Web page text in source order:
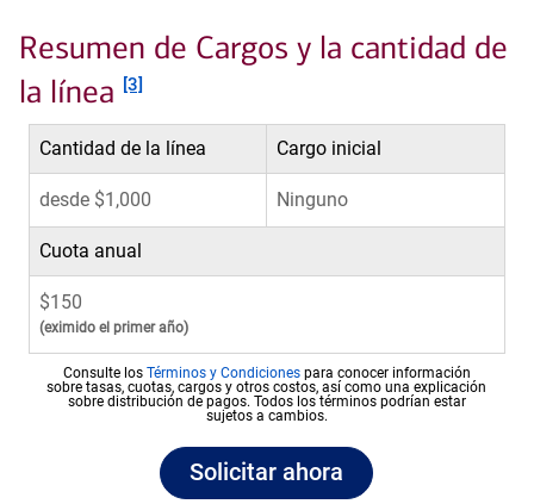
Resumen de Cargos y la cantidad de
la línea
Nota al pie
[3]
Cantidad de la línea Cargo inicial
desde $1,000 Ninguno
Cuota anual
$150
(eximido el primer año)
Consulte los Términos y Condicioneslayer
para conocer información
sobre tasas, cuotas, cargos y otros costos, así como una explicación
sobre distribución de pagos. Todos los términos podrían estar
sujetos a cambios.
Solicitar ahora